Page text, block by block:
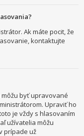
Ak máte pocit, že
kontaktujte
byť upravované
Upraviť ho
je vždy s hlasovaním
užívatelia môžu
prípade už